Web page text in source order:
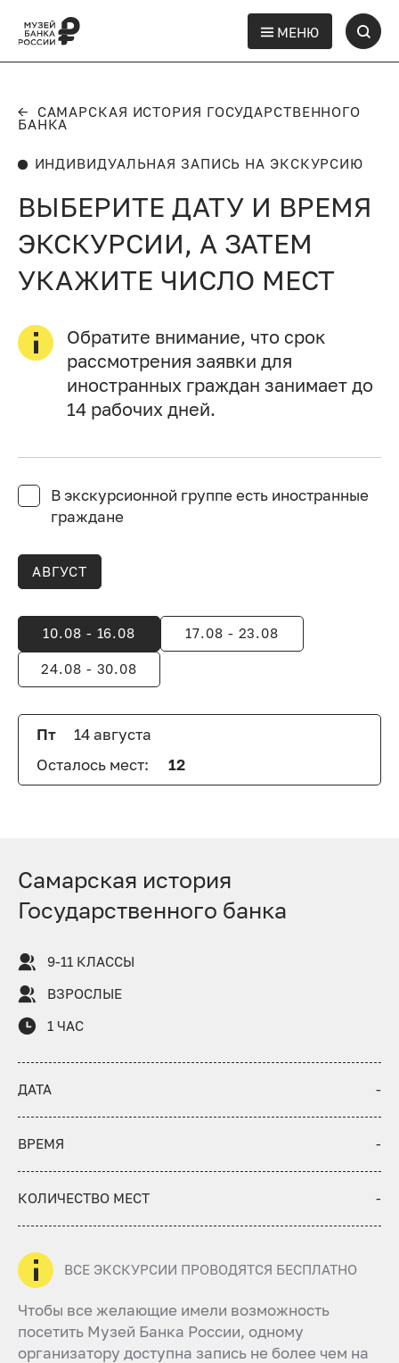
МЕНЮ
← САМАРСКАЯ ИСТОРИЯ ГОСУДАРСТВЕННОГО
БАНКА
ИНДИВИДУАЛЬНАЯ ЗАПИСЬ НА ЭКСКУРСИЮ
ВЫБЕРИТЕ ДАТУ И ВРЕМЯ
ЭКСКУРСИИ, А ЗАТЕМ
УКАЖИТЕ ЧИСЛО МЕСТ
Обратите внимание, что срок
рассмотрения заявки для
иностранных граждан занимает до
14 рабочих дней.
В экскурсионной группе есть иностранные
граждане
АВГУСТ
10.08 - 16.08 17.08 - 23.08
24.08 - 30.08
Пт
14 августа
Oсталось мест:
12
Самарская история
Государственного банка
9-11 КЛАССЫ
ВЗРОСЛЫЕ
1 ЧАС
ДАТА -
ВРЕМЯ -
КОЛИЧЕСТВО МЕСТ -
ВСЕ ЭКСКУРСИИ ПРОВОДЯТСЯ БЕСПЛАТНО
Чтобы все желающие имели возможность
посетить Музей Банка России, одному
организатору доступна запись не более чем на